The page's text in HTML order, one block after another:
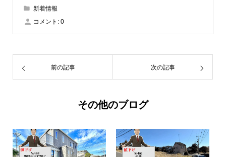
新着情報
コメント: 0
前の記事 次の記事
その他のブログ